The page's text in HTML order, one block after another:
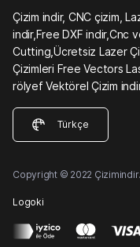
Çizim indir, CNC çizim,
indir,Free DXF indir,Cnc
Cutting,Ücretsiz Lazer
Çizimleri Free Vectors
rölyef Vektörel Çizim
Türkçe
Copyright © 2022
Logoki